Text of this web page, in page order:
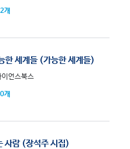
개
한 세계들 (가능한 세계들)
이언스북스
개
사람 (장석주 시집)